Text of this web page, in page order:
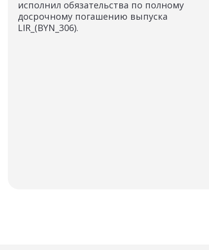
исполнил обязательства по полному
досрочному погашению выпуска
LIR_(BYN_306).